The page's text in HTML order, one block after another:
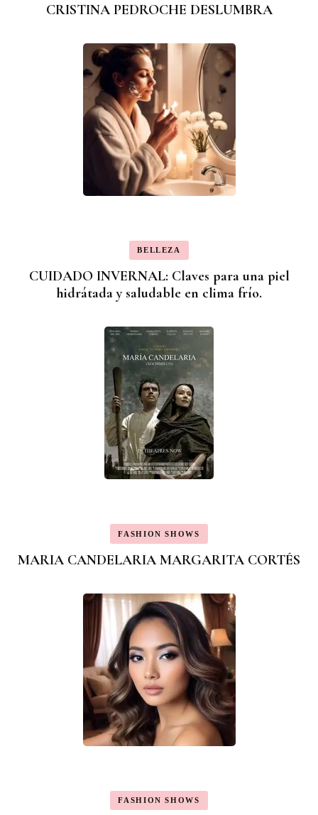
CRISTINA PEDROCHE DESLUMBRA
BELLEZA
CUIDADO INVERNAL: Claves para una piel
hidrátada y saludable en clima frío.
FASHION SHOWS
MARIA CANDELARIA MARGARITA CORTÉS
FASHION SHOWS